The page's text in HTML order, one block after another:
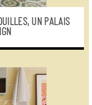
UN PALAIS